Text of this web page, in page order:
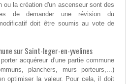
ou la création d'un ascenseur sont des
de demander une révision du
doit être soumis au vote de
sur Saint-leger-en-yvelines
acquéreur d'une partie commune
planchers, murs porteurs,...)
optimiser la valeur. Pour cela, il doit